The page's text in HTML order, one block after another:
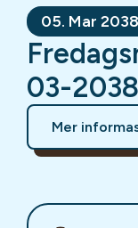
05. Mar 2038
03-2038
Mer